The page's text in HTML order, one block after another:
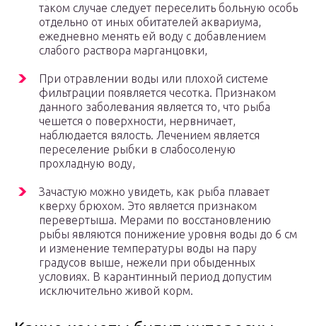
таком случае следует переселить больную особь
отдельно от иных обитателей аквариума,
ежедневно менять ей воду с добавлением
слабого раствора марганцовки,
При отравлении воды или плохой системе
фильтрации появляется чесотка. Признаком
данного заболевания является то, что рыба
чешется о поверхности, нервничает,
наблюдается вялость. Лечением является
переселение рыбки в слабосоленую
прохладную воду,
Зачастую можно увидеть, как рыба плавает
кверху брюхом. Это является признаком
перевертыша. Мерами по восстановлению
рыбы являются понижение уровня воды до 6 см
и изменение температуры воды на пару
градусов выше, нежели при обыденных
условиях. В карантинный период допустим
исключительно живой корм.